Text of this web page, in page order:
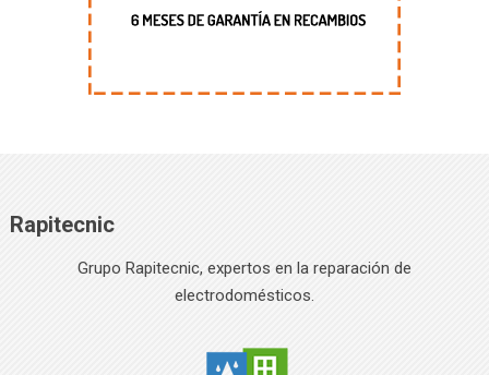
Rapitecnic
Grupo Rapitecnic, expertos en la reparación de
electrodomésticos.